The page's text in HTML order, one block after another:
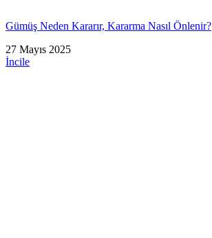
Gümüş Neden Kararır, Kararma Nasıl Önlenir?
27 Mayıs 2025
İncile